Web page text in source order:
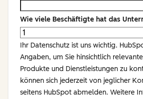
Wie viele Beschäftigte hat das
Ihr Datenschutz ist uns wichtig.
Angaben, um Sie hinsichtlich
Produkte und Dienstleistungen zu
können sich jederzeit von jeglicher
seitens HubSpot abmelden. Weitere